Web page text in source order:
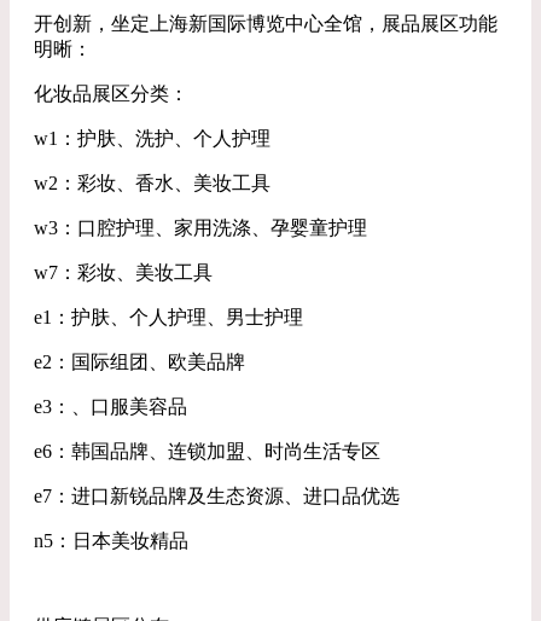
开创新，坐定上海新国际博览中心全馆，展品展区功能
明晰：
化妆品展区分类：
w1：护肤、洗护、个人护理
w2：彩妆、香水、美妆工具
w3：口腔护理、家用洗涤、孕婴童护理
w7：彩妆、美妆工具
e1：护肤、个人护理、男士护理
e2：国际组团、欧美品牌
e3：、口服美容品
e6：韩国品牌、连锁加盟、时尚生活专区
e7：进口新锐品牌及生态资源、进口品优选
n5：日本美妆精品